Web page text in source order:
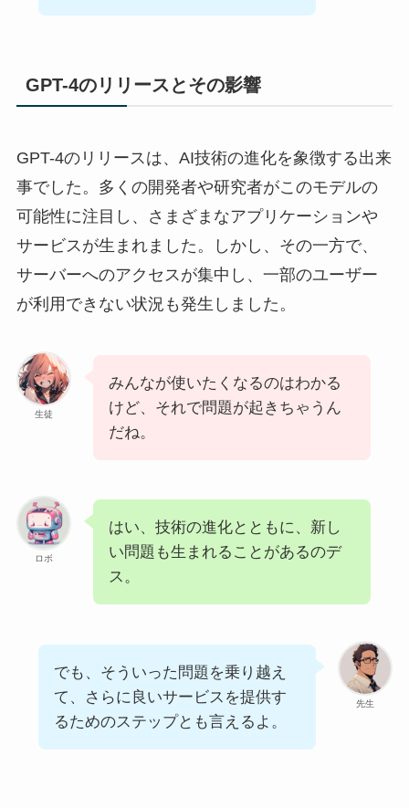
GPT-4のリリースとその影響
GPT-4のリリースは、AI技術の進化を象徴する出来
事でした。多くの開発者や研究者がこのモデルの
可能性に注目し、さまざまなアプリケーションや
サービスが生まれました。しかし、その一方で、
サーバーへのアクセスが集中し、一部のユーザー
が利用できない状況も発生しました。
生徒
みんなが使いたくなるのはわかる
けど、それで問題が起きちゃうん
だね。
ロボ
はい、技術の進化とともに、新し
い問題も生まれることがあるのデ
ス。
先生
でも、そういった問題を乗り越え
て、さらに良いサービスを提供す
るためのステップとも言えるよ。